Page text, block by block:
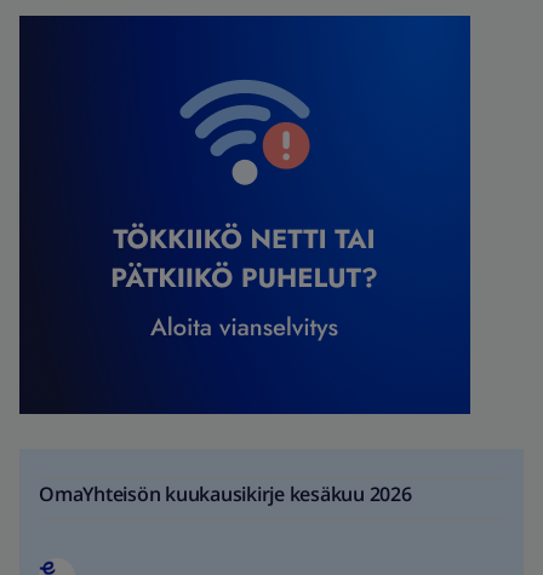
OmaYhteisön kuukausikirje kesäkuu 2026